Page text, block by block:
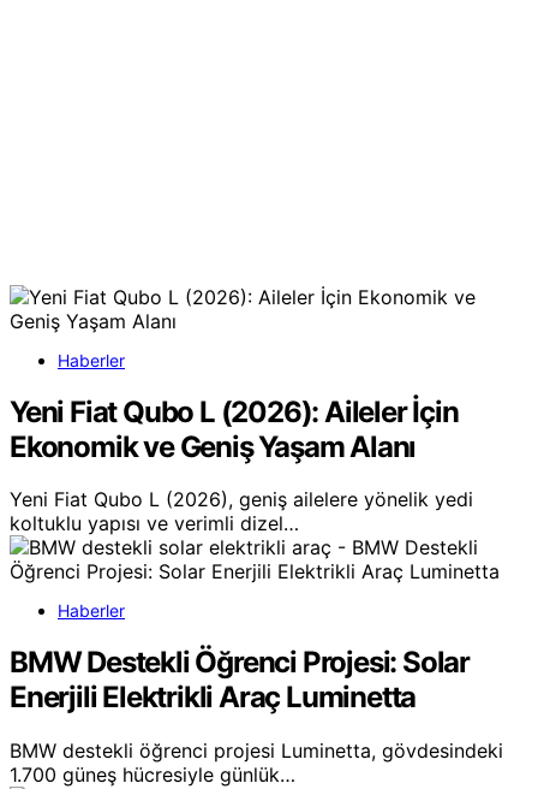
Haberler
Yeni Fiat Qubo L (2026): Aileler İçin
Ekonomik ve Geniş Yaşam Alanı
Yeni Fiat Qubo L (2026), geniş ailelere yönelik yedi
koltuklu yapısı ve verimli dizel…
Haberler
BMW Destekli Öğrenci Projesi: Solar
Enerjili Elektrikli Araç Luminetta
BMW destekli öğrenci projesi Luminetta, gövdesindeki
1.700 güneş hücresiyle günlük…